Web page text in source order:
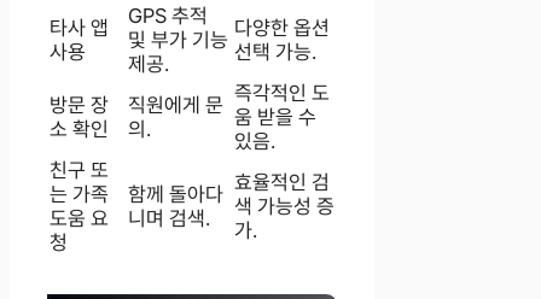
타사 앱
사용
GPS 추적
및 부가 기능
제공.
다양한 옵션
선택 가능.
방문 장
소 확인
직원에게 문
의.
즉각적인 도
움 받을 수
있음.
친구 또
는 가족
도움 요
청
함께 돌아다
니며 검색.
효율적인 검
색 가능성 증
가.